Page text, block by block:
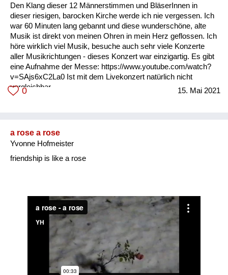
Den Klang dieser 12 Männerstimmen und BläserInnen in
dieser riesigen, barocken Kirche werde ich nie vergessen. Ich
war 60 Minuten lang gebannt und diese wunderschöne, alte
Musik ist direkt von meinen Ohren in mein Herz geflossen. Ich
höre wirklich viel Musik, besuche auch sehr viele Konzerte
aller Musikrichtungen - dieses Konzert war einzigartig. Es gibt
eine Aufnahme der Messe: https://www.youtube.com/watch?
v=SAjs6xC2La0 Ist mit dem Livekonzert natürlich nicht
vergleichbar.
0 15. Mai 2021
a rose a rose
Yvonne Hofmeister
friendship is like a rose